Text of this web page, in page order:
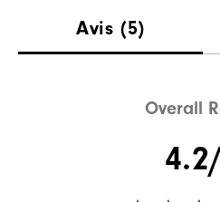
Avis (5)
Overall